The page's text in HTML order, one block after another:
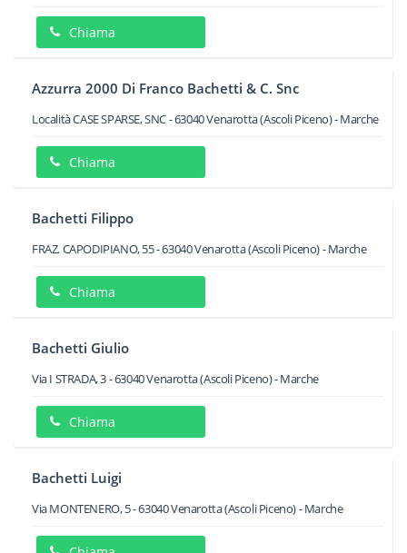
Chiama
Azzurra 2000 Di Franco Bachetti & C. Snc
Località CASE SPARSE, SNC-63040Venarotta(Ascoli Piceno) -Marche
Chiama
Bachetti Filippo
FRAZ. CAPODIPIANO, 55-63040Venarotta(Ascoli Piceno) -Marche
Chiama
Bachetti Giulio
Via I STRADA, 3-63040Venarotta(Ascoli Piceno) -Marche
Chiama
Bachetti Luigi
Via MONTENERO, 5-63040Venarotta(Ascoli Piceno) -Marche